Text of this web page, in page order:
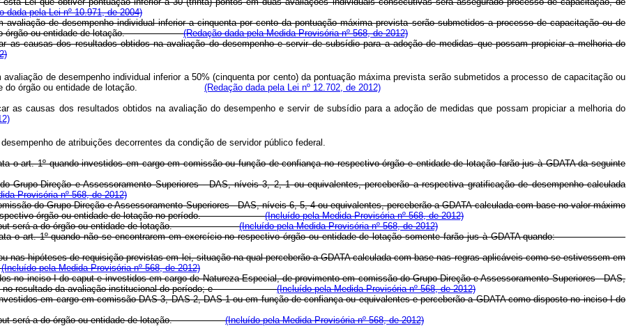
dada pela Lei nº 10.971, de 2004)
de desempenho individual inferior a cinquenta por cento da pontuação máxima prevista serão submetidos a processo de capacitação ou de
do órgão ou entidade de lotação.(Redação dada pela Medida Provisória nº 568, de 2012)
as causas dos resultados obtidos na avaliação do desempenho e servir de subsídio para a adoção de medidas que possam propiciar a melhoria do
de desempenho individual inferior a 50% (cinquenta por cento) da pontuação máxima prevista serão submetidos a processo de capacitação ou
do órgão ou entidade de lotação. (Redação dada pela Lei nº 12.702, de 2012)
as causas dos resultados obtidos na avaliação do desempenho e servir de subsídio para a adoção de medidas que possam propiciar a melhoria do
de atribuições decorrentes da condição de servidor público federal.
o art. 1º quando investidos em cargo em comissão ou função de confiança no respectivo órgão e entidade de lotação farão jus à GDATA da seguinte
Direção e Assessoramento Superiores - DAS, níveis 3, 2, 1 ou equivalentes, perceberão a respectiva gratificação de desempenho calculada
Provisória nº 568, de 2012)
do Grupo-Direção e Assessoramento Superiores - DAS, níveis 6, 5, 4 ou equivalentes, perceberão a GDATA calculada com base no valor máximo
do respectivo órgão ou entidade de lotação no período.(Incluído pela Medida Provisória nº 568, de 2012)
do caput será a do órgão ou entidade de lotação.(Incluído pela Medida Provisória nº 568, de 2012)
trata o art. 1º quando não se encontrarem em exercício no respectivo órgão ou entidade de lotação somente farão jus à GDATA quando:
nas hipóteses de requisição previstas em lei, situação na qual perceberão a GDATA calculada com base nas regras aplicáveis como se estivessem em
(Incluído pela Medida Provisória nº 568, de 2012)
no inciso I do caput e investidos em cargo de Natureza Especial, de provimento em comissão do Grupo-Direção e Assessoramento Superiores - DAS,
base no resultado da avaliação institucional do período; e(Incluído pela Medida Provisória nº 568, de 2012)
em cargo em comissão DAS-3, DAS-2, DAS-1 ou em função de confiança ou equivalentes e perceberão a GDATA como disposto no inciso I do
caput será a do órgão ou entidade de lotação.(Incluído pela Medida Provisória nº 568, de 2012)